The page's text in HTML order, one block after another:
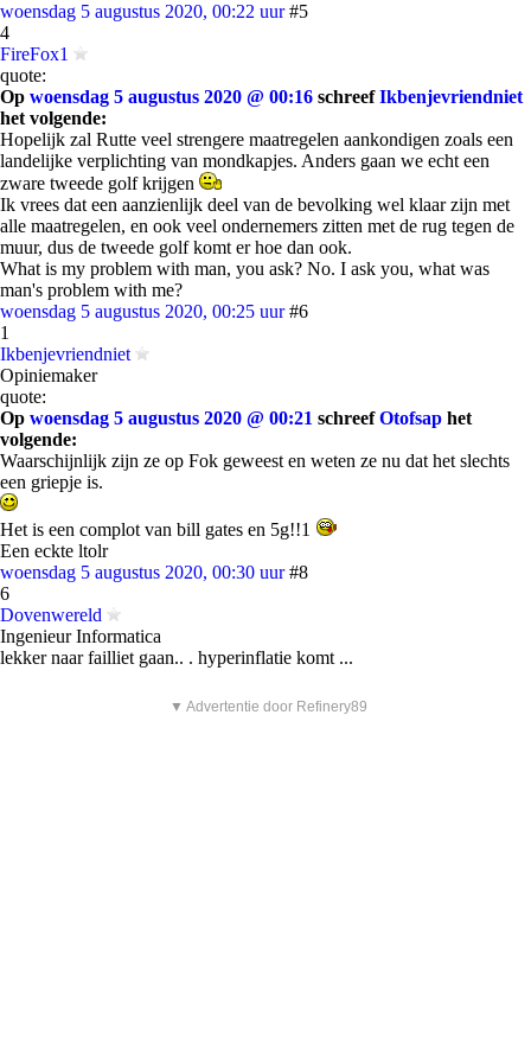
woensdag 5 augustus 2020, 00:22 uur #5
4
FireFox1
quote:
Op woensdag 5 augustus 2020 @ 00:16 schreefIkbenjevriendniet
het volgende:
Hopelijk zal Rutte veel strengere maatregelen aankondigen zoals een
landelijke verplichting van mondkapjes. Anders gaan we echt een
zware tweede golf krijgen
Ik vrees dat een aanzienlijk deel van de bevolking wel klaar zijn met
alle maatregelen, en ook veel ondernemers zitten met de rug tegen de
muur, dus de tweede golf komt er hoe dan ook.
What is my problem with man, you ask? No. I ask you, what was
man's problem with me?
woensdag 5 augustus 2020, 00:25 uur #6
1
Ikbenjevriendniet
Opiniemaker
quote:
Op woensdag 5 augustus 2020 @ 00:21 schreefOtofsap het
volgende:
Waarschijnlijk zijn ze op Fok geweest en weten ze nu dat het slechts
een griepje is.
Het is een complot van bill gates en 5g!!1
Een eckte ltolr
woensdag 5 augustus 2020, 00:30 uur #8
6
Dovenwereld
Ingenieur Informatica
lekker naar failliet gaan.. . hyperinflatie komt ...
▼ Advertentie door Refinery89